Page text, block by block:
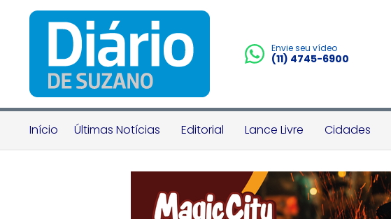
Envie seu vídeo
(11) 4745-6900
Início Últimas Notícias Editorial Lance Livre Cidades